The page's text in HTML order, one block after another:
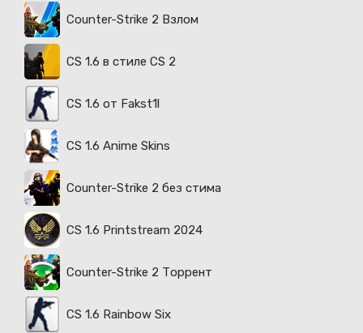
Counter-Strike 2 Взлом
CS 1.6 в стиле CS 2
CS 1.6 от Fakst1l
CS 1.6 Anime Skins
Counter-Strike 2 без стима
CS 1.6 Printstream 2024
Counter-Strike 2 Торрент
CS 1.6 Rainbow Six